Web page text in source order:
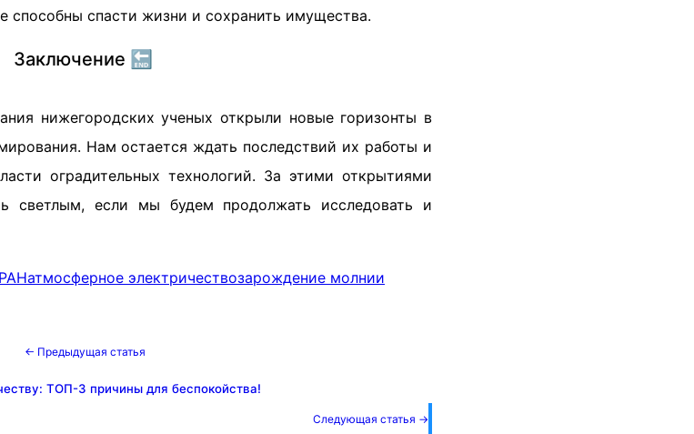
способны спасти жизни и сохранить имущества.
Заключение 🔚
нижегородских ученых открыли новые горизонты в
Нам остается ждать последствий их работы и
оградительных технологий. За этими открытиями
светлым, если мы будем продолжать исследовать и
атмосферное электричествозарождение молнии
← Предыдущая статья
ТОП-3 причины для беспокойства!
Следующая статья →